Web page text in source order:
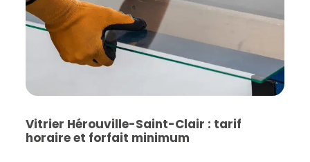
Vitrier Hérouville-Saint-Clair : tarif
horaire et forfait minimum